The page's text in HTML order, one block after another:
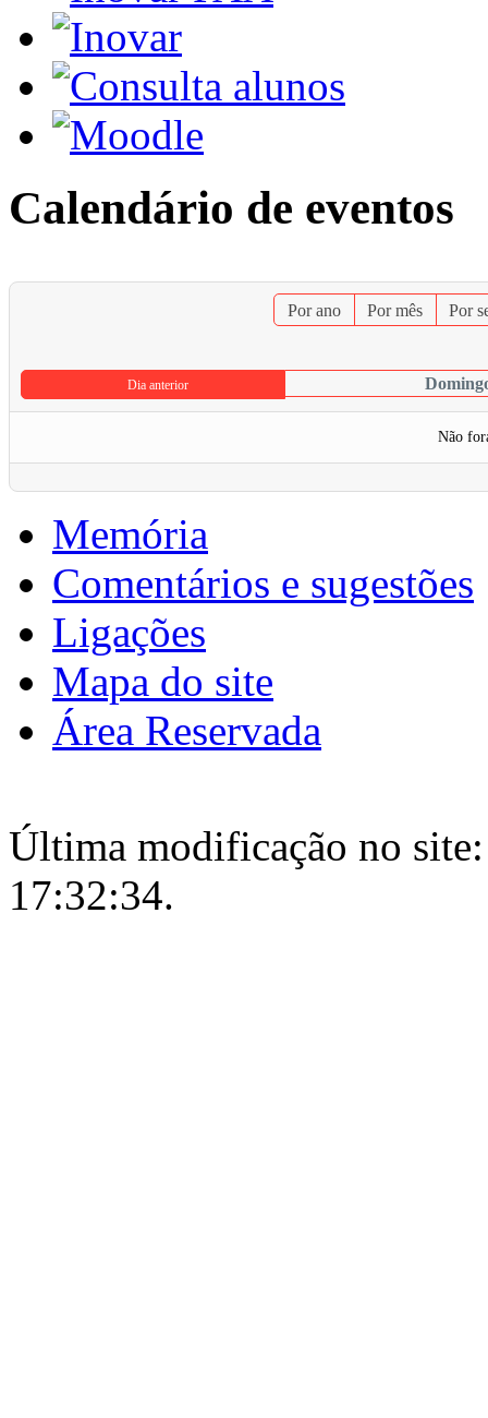
Calendário de eventos
Por ano Por mês Por
Dia anterior
Não
Memória
Comentários e sugestões
Ligações
Mapa do site
Área Reservada
Última modificação no
17:32:34.